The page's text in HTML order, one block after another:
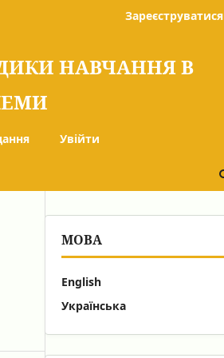
НАВЧАННЯ В
Увійти
Зареєструватися
МОВА
English
Українська